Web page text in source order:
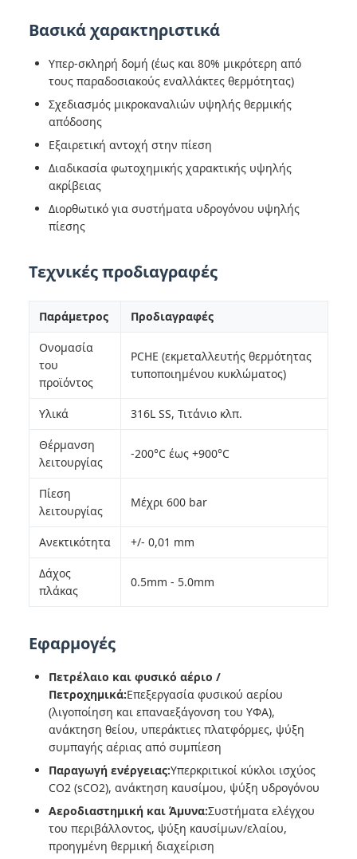
Βασικά χαρακτηριστικά
Υπερ-σκληρή δομή (έως και 80% μικρότερη από
τους παραδοσιακούς εναλλάκτες θερμότητας)
Σχεδιασμός μικροκαναλιών υψηλής θερμικής
απόδοσης
Εξαιρετική αντοχή στην πίεση
Διαδικασία φωτοχημικής χαρακτικής υψηλής
ακρίβειας
Διορθωτικό για συστήματα υδρογόνου υψηλής
πίεσης
Τεχνικές προδιαγραφές
Παράμετρος Προδιαγραφές
Ονομασία
του
προϊόντος
PCHE (εκμεταλλευτής θερμότητας
τυποποιημένου κυκλώματος)
Υλικά 316L SS, Τιτάνιο κλπ.
Θέρμανση
λειτουργίας
-200°C έως +900°C
Πίεση
λειτουργίας
Μέχρι 600 bar
Ανεκτικότητα +/- 0,01 mm
Δάχος
πλάκας
0.5mm - 5.0mm
Εφαρμογές
Πετρέλαιο και φυσικό αέριο /
Πετροχημικά:Επεξεργασία φυσικού αερίου
(λιγοποίηση και επαναεξάγονση του ΥΦΑ),
ανάκτηση θείου, υπεράκτιες πλατφόρμες, ψύξη
συμπαγής αέριας από συμπίεση
Παραγωγή ενέργειας:Υπερκριτικοί κύκλοι ισχύος
CO2 (sCO2), ανάκτηση καυσίμου, ψύξη υδρογόνου
Αεροδιαστημική και Άμυνα:Συστήματα ελέγχου
του περιβάλλοντος, ψύξη καυσίμων/ελαίου,
προηγμένη θερμική διαχείριση